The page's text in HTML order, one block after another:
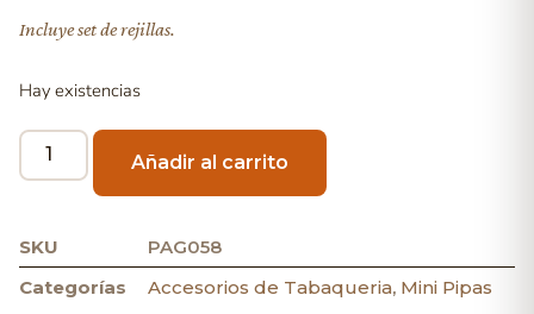
Incluye set de rejillas.
Hay existencias
Añadir al carrito
SKU
PAG058
Categorías
Accesorios de Tabaqueria, Mini Pipas